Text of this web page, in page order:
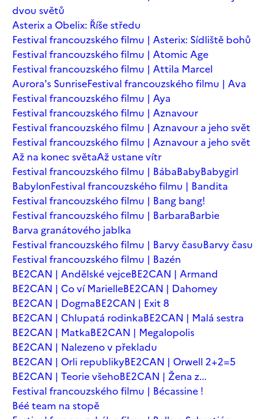
dvou světů
Asterix a Obelix: Říše středu
Festival francouzského filmu | Asterix: Sídliště bohů
Festival francouzského filmu | Atomic Age
Festival francouzského filmu | Attila Marcel
Aurora's SunriseFestival francouzského filmu | Ava
Festival francouzského filmu | Aya
Festival francouzského filmu | Aznavour
Festival francouzského filmu | Aznavour a jeho svět
Festival francouzského filmu | Aznavour a jeho svět
Až na konec světaAž ustane vítr
Festival francouzského filmu | BábaBabyBabygirl
BabylonFestival francouzského filmu | Bandita
Festival francouzského filmu | Bang bang!
Festival francouzského filmu | BarbaraBarbie
Barva granátového jablka
Festival francouzského filmu | Barvy časuBarvy času
Festival francouzského filmu | Bazén
BE2CAN | Andělské vejceBE2CAN | Armand
BE2CAN | Co ví MarielleBE2CAN | Dahomey
BE2CAN | DogmaBE2CAN | Exit 8
BE2CAN | Chlupatá rodinkaBE2CAN | Malá sestra
BE2CAN | MatkaBE2CAN | Megalopolis
BE2CAN | Nalezeno v překladu
BE2CAN | Orli republikyBE2CAN | Orwell 2+2=5
BE2CAN | Teorie všehoBE2CAN | Žena z...
Festival francouzského filmu | Bécassine !
Béé team na stopě